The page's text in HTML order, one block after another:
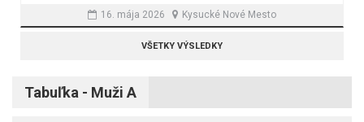
16. mája 2026
Kysucké Nové Mesto
VŠETKY VÝSLEDKY
Tabuľka - Muži A